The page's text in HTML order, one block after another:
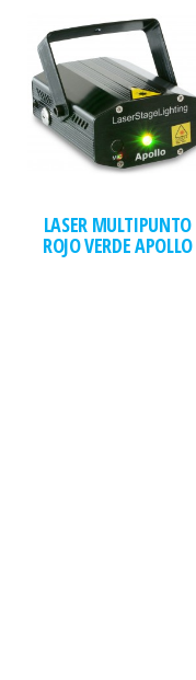
LASER MULTIPUNTO
ROJO VERDE APOLLO